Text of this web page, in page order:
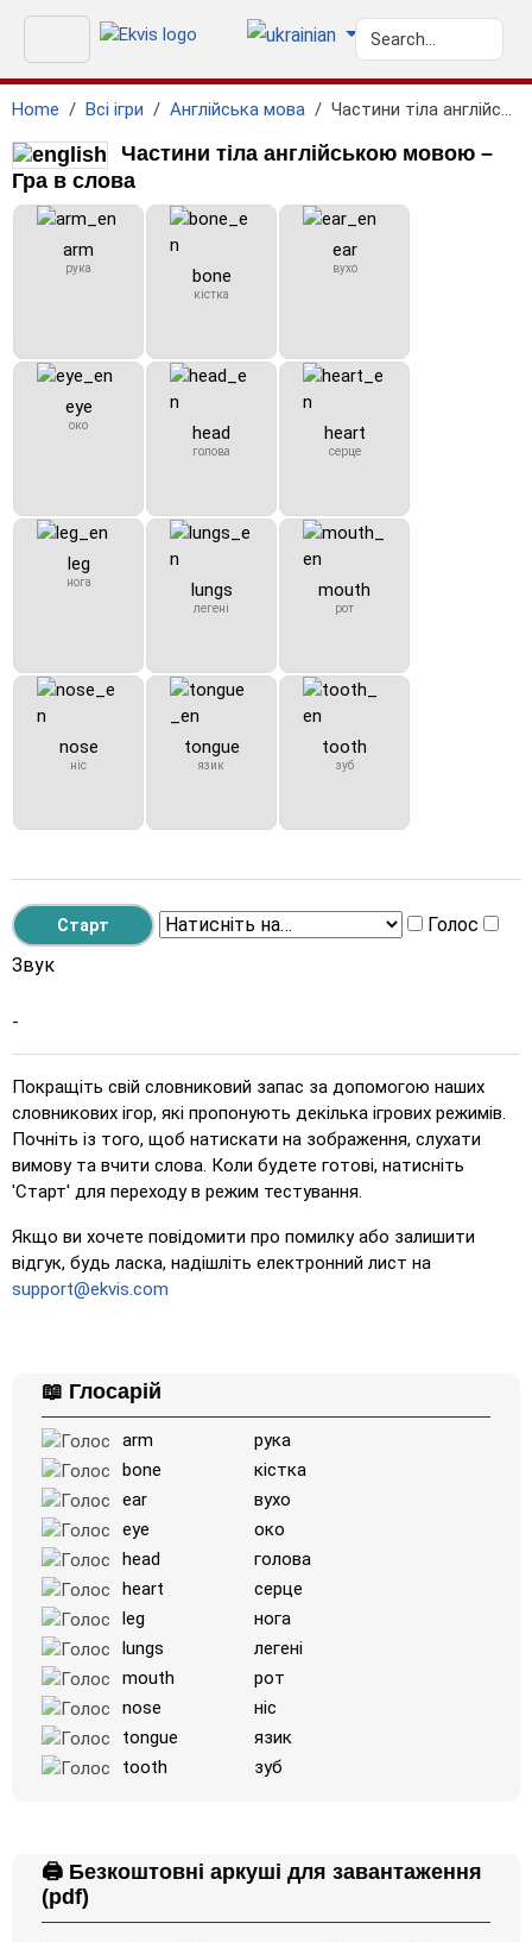
Home Всі ігри Англійська мова Частини тіла англійською мовою
Частини тіла англійською мовою –
Гра в слова
arm
рука bone
кістка
ear
вухо
eye
око head
голова
heart
серце
leg
нога lungs
легені
mouth
рот
nose
ніс
tongue
язик
tooth
зуб
Голос
Звук
-
Покращіть свій словниковий запас за допомогою наших
словникових ігор, які пропонують декілька ігрових режимів.
Почніть із того, щоб натискати на зображення, слухати
вимову та вчити слова. Коли будете готові, натисніть
'Старт' для переходу в режим тестування.
Якщо ви хочете повідомити про помилку або залишити
відгук, будь ласка, надішліть електронний лист на
support@ekvis.com
📖 Глосарій
arm
рука
bone
кістка
ear
вухо
eye
око
head
голова
heart
серце
leg
нога
lungs
легені
mouth
рот
nose
ніс
tongue
язик
tooth
зуб
🖨️ Безкоштовні аркуші для завантаження
(pdf)